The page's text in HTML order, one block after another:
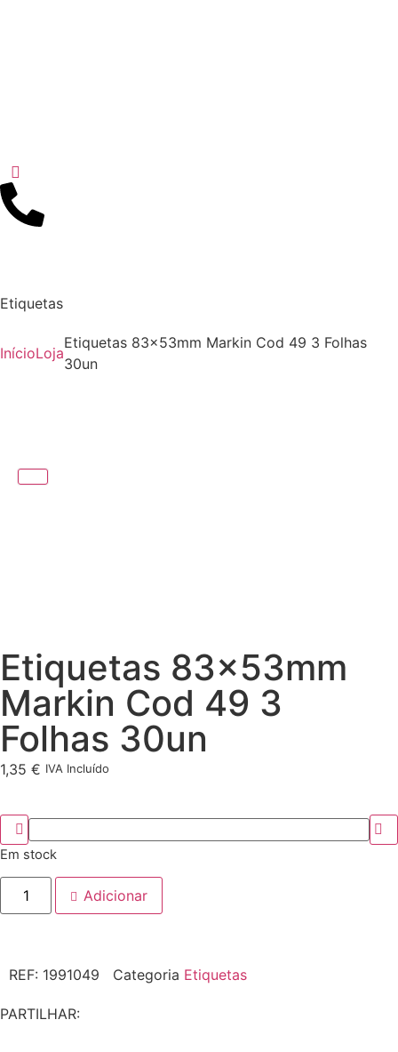
Etiquetas
InícioLoja
Etiquetas 83x53mm Markin Cod 49 3 Folhas
30un
Etiquetas 83x53mm
Markin Cod 49 3
Folhas 30un
1,35 € IVA Incluído
Em stock
Adicionar
REF: 1991049 Categoria Etiquetas
PARTILHAR: